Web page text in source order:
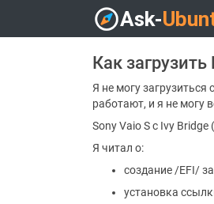
Как
Я не могу
работают, и я не могу
Sony Vaio S с Ivy Bridge
Я читал о:
создание /EFI/
установка